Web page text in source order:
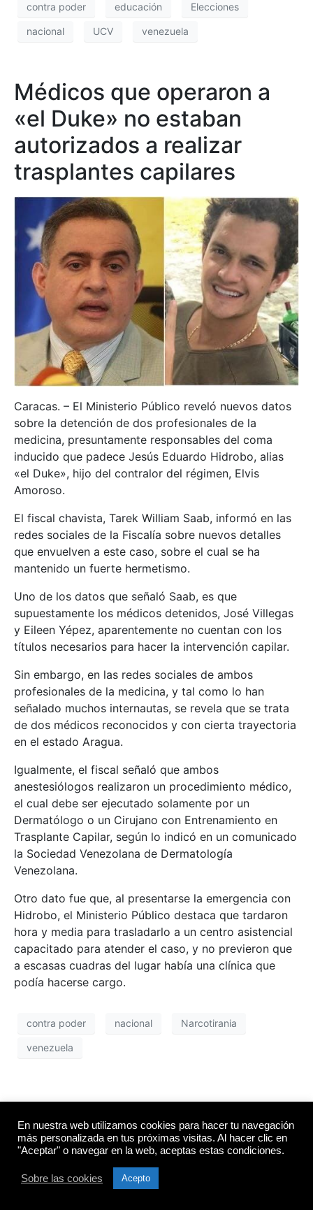
contra poder educación Elecciones
nacional UCV venezuela
Médicos que operaron a
«el Duke» no estaban
autorizados a realizar
trasplantes capilares
Caracas. – El Ministerio Público reveló nuevos datos
sobre la detención de dos profesionales de la
medicina, presuntamente responsables del coma
inducido que padece Jesús Eduardo Hidrobo, alias
«el Duke», hijo del contralor del régimen, Elvis
Amoroso.
El fiscal chavista, Tarek William Saab, informó en las
redes sociales de la Fiscalía sobre nuevos detalles
que envuelven a este caso, sobre el cual se ha
mantenido un fuerte hermetismo.
Uno de los datos que señaló Saab, es que
supuestamente los médicos detenidos, José Villegas
y Eileen Yépez, aparentemente no cuentan con los
títulos necesarios para hacer la intervención capilar.
Sin embargo, en las redes sociales de ambos
profesionales de la medicina, y tal como lo han
señalado muchos internautas, se revela que se trata
de dos médicos reconocidos y con cierta trayectoria
en el estado Aragua.
Igualmente, el fiscal señaló que ambos
anestesiólogos realizaron un procedimiento médico,
el cual debe ser ejecutado solamente por un
Dermatólogo o un Cirujano con Entrenamiento en
Trasplante Capilar, según lo indicó en un comunicado
la Sociedad Venezolana de Dermatología
Venezolana.
Otro dato fue que, al presentarse la emergencia con
Hidrobo, el Ministerio Público destaca que tardaron
hora y media para trasladarlo a un centro asistencial
capacitado para atender el caso, y no previeron que
a escasas cuadras del lugar había una clínica que
podía hacerse cargo.
contra poder nacional Narcotirania
venezuela
Suscríbete a
Contra Poder 3.0
En nuestra web utilizamos cookies para hacer tu navegación
más personalizada en tus próximas visitas. Al hacer clic en
"Aceptar" o navegar en la web, aceptas estas condiciones.
Sobre las cookies Acepto